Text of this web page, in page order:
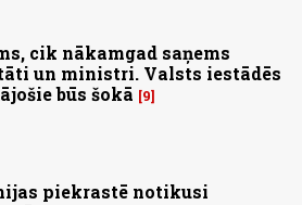
cik nākamgad saņems
un ministri. Valsts iestādēs
būs šokā
9
piekrastē notikusi